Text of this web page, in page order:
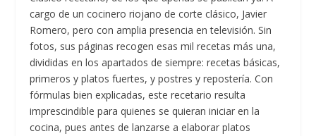
cargo de un cocinero riojano de corte clásico, Javier
Romero, pero con amplia presencia en televisión. Sin
fotos, sus páginas recogen esas mil recetas más una,
divididas en los apartados de siempre: recetas básicas,
primeros y platos fuertes, y postres y repostería. Con
fórmulas bien explicadas, este recetario resulta
imprescindible para quienes se quieran iniciar en la
cocina, pues antes de lanzarse a elaborar platos